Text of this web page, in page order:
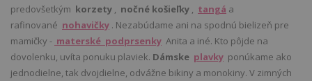
predovšetkým korzety , nočné košieľky , tangá a
rafinované nohavičky . Nezabúdame ani na spodnú bielizeň pre
mamičky - materské podprsenky Anita a iné. Kto pôjde na
dovolenku, uvíta ponuku plaviek. Dámske plavky ponúkame ako
jednodielne, tak dvojdielne, odvážne bikiny a monokiny. V zimných